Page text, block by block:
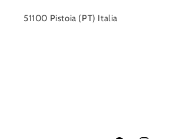
51100 Pistoia (PT) Italia